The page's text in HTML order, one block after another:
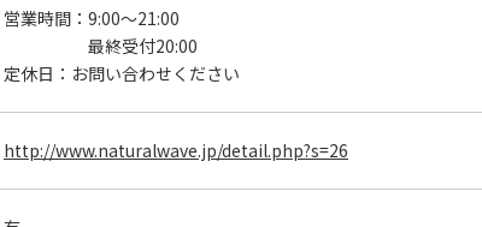
営業時間： 9:00～21:00
最終受付20:00
定休日： お問い合わせください
http://www.naturalwave.jp/detail.php?s=26